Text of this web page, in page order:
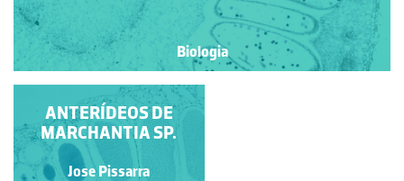
Biologia
PROTALO DE
PTERIDÓFITA
Jose Pissarra
ANTERÍDEOS DE
MARCHANTIA SP.
Jose Pissarra